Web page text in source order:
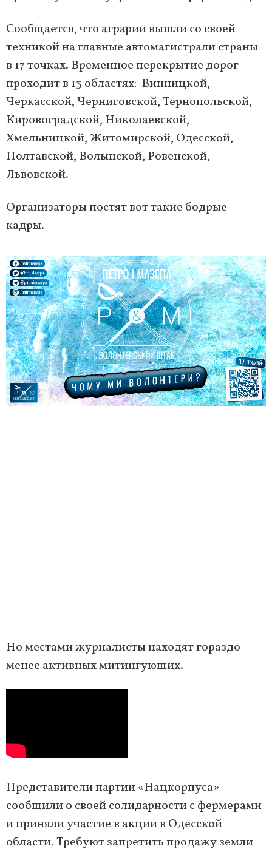
Сообщается, что аграрии вышли со своей
техникой на главные автомагистрали страны
в 17 точках. Временное перекрытие дорог
проходит в 13 областях: Винницкой,
Черкасской, Черниговской, Тернопольской,
Кировоградской, Николаевской,
Хмельницкой, Житомирской, Одесской,
Полтавской, Волынской, Ровенской,
Львовской.
Организаторы постят вот такие бодрые
кадры.
Но местами журналисты находят гораздо
менее активных митингующих.
Представители партии «Нацкорпуса»
сообщили о своей солидарности с фермерами
и приняли участие в акции в Одесской
области. Требуют запретить продажу земли